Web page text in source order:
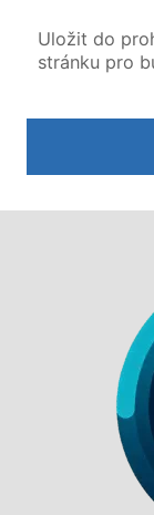
Uložit do
stránku pro